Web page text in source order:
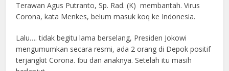
Terawan Agus Putranto, Sp. Rad. (K) membantah. Virus
Corona, kata Menkes, belum masuk koq ke Indonesia.
Lalu…. tidak begitu lama berselang, Presiden Jokowi
mengumumkan secara resmi, ada 2 orang di Depok positif
terjangkit Corona. Ibu dan anaknya. Setelah itu masih